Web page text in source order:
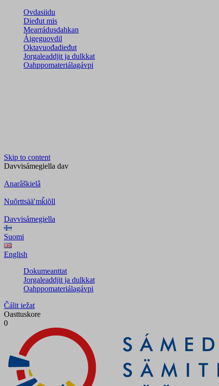
Ovdasiidu
Dieđut mis
Mearrádusdahkan
Áigeguovdil
Oktavuođadieđut
Jorgaleaddjit ja dulkkat
Oahppomateriálagávpi
Skip to content
Davvisámegiella dav
Anarâškielâ
Nuõrttsääʹmǩiõll
Davvisámegiella
Suomi
English
Dokumeanttat
Jorgaleaddjit ja dulkkat
Oahppomateriálagávpi
Čálit iežat
Oasttuskore
0